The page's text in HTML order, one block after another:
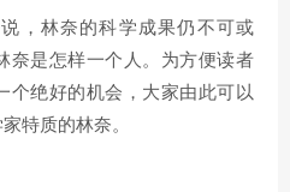
，林奈的科学成果仍不可或
奈是怎样一个人。为方便读者
个绝好的机会，大家由此可以
特质的林奈。